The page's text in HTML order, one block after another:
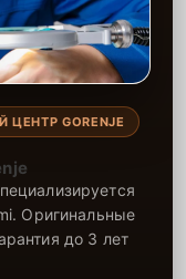
GORENJE
Оригинальные
до 3 лет